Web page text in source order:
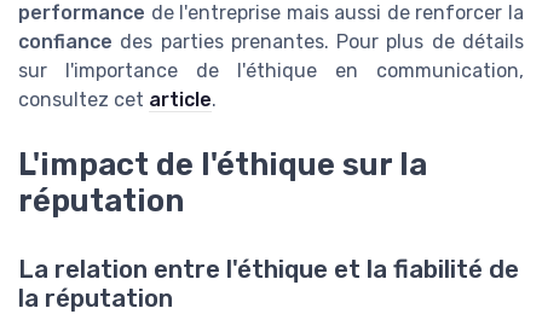
performance de l'entreprise mais aussi de renforcer la
confiance des parties prenantes. Pour plus de détails
sur l'importance de l'éthique en communication,
consultez cet article.
L'impact de l'éthique sur la
réputation
La relation entre l'éthique et la fiabilité de
la réputation